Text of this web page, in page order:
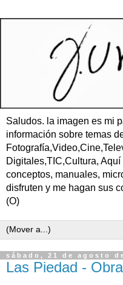
Saludos. la imagen es mi
información sobre temas
Digitales,TIC,Cultura,
conceptos, manuales,
disfruten y me hagan sus
(O)
sábado, 21 de agosto
Las Piedad -